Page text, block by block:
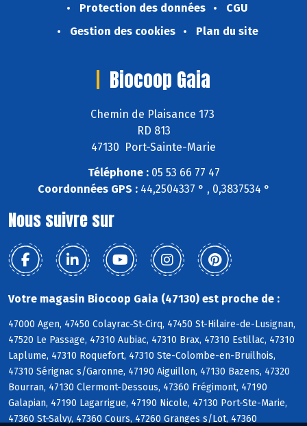
Protection des données
CGU
Gestion des cookies
Plan du site
Biocoop Gaia
Chemin de Plaisance 173
RD 813
47130 Port-Sainte-Marie
Téléphone :05 53 66 77 47
Coordonnées GPS :44,2504337 ° , 0,3837534 °
Nous suivre sur
Votre magasin Biocoop Gaia (47130) est proche de :
47000 Agen, 47450 Colayrac-St-Cirq, 47450 St-Hilaire-de-Lusignan,
47520 Le Passage, 47310 Aubiac, 47310 Brax, 47310 Estillac, 47310
Laplume, 47310 Roquefort, 47310 Ste-Colombe-en-Bruilhois,
47310 Sérignac s/Garonne, 47190 Aiguillon, 47130 Bazens, 47320
Bourran, 47130 Clermont-Dessous, 47360 Frégimont, 47190
Galapian, 47190 Lagarrigue, 47190 Nicole, 47130 Port-Ste-Marie,
47360 St-Salvy, 47360 Cours, 47260 Granges s/Lot, 47360